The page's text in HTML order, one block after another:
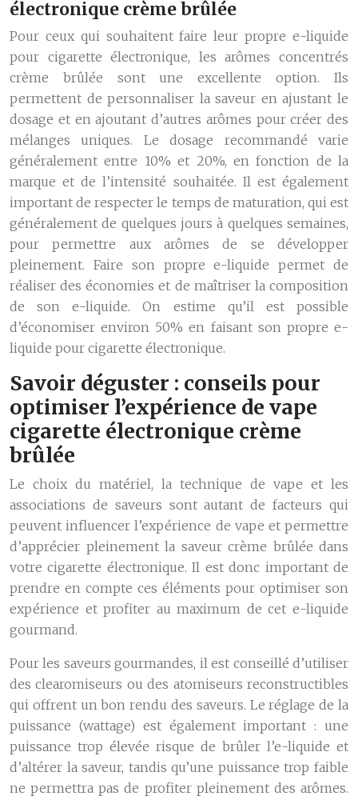
électronique crème brûlée
Pour ceux qui souhaitent faire leur propre e-liquide
pour cigarette électronique, les arômes concentrés
crème brûlée sont une excellente option. Ils
permettent de personnaliser la saveur en ajustant le
dosage et en ajoutant d’autres arômes pour créer des
mélanges uniques. Le dosage recommandé varie
généralement entre 10% et 20%, en fonction de la
marque et de l’intensité souhaitée. Il est également
important de respecter le temps de maturation, qui est
généralement de quelques jours à quelques semaines,
pour permettre aux arômes de se développer
pleinement. Faire son propre e-liquide permet de
réaliser des économies et de maîtriser la composition
de son e-liquide. On estime qu’il est possible
d’économiser environ 50% en faisant son propre e-
liquide pour cigarette électronique.
Savoir déguster : conseils pour
optimiser l’expérience de vape
cigarette électronique crème
brûlée
Le choix du matériel, la technique de vape et les
associations de saveurs sont autant de facteurs qui
peuvent influencer l’expérience de vape et permettre
d’apprécier pleinement la saveur crème brûlée dans
votre cigarette électronique. Il est donc important de
prendre en compte ces éléments pour optimiser son
expérience et profiter au maximum de cet e-liquide
gourmand.
Pour les saveurs gourmandes, il est conseillé d’utiliser
des clearomiseurs ou des atomiseurs reconstructibles
qui offrent un bon rendu des saveurs. Le réglage de la
puissance (wattage) est également important : une
puissance trop élevée risque de brûler l’e-liquide et
d’altérer la saveur, tandis qu’une puissance trop faible
ne permettra pas de profiter pleinement des arômes.